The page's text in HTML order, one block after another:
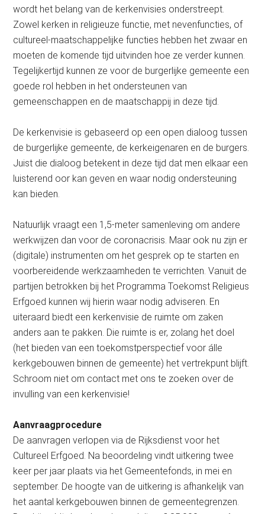
wordt het belang van de kerkenvisies onderstreept.
Zowel kerken in religieuze functie, met nevenfuncties, of
cultureel-maatschappelijke functies hebben het zwaar en
moeten de komende tijd uitvinden hoe ze verder kunnen.
Tegelijkertijd kunnen ze voor de burgerlijke gemeente een
goede rol hebben in het ondersteunen van
gemeenschappen en de maatschappij in deze tijd.
De kerkenvisie is gebaseerd op een open dialoog tussen
de burgerlijke gemeente, de kerkeigenaren en de burgers.
Juist die dialoog betekent in deze tijd dat men elkaar een
luisterend oor kan geven en waar nodig ondersteuning
kan bieden.
Natuurlijk vraagt een 1,5-meter samenleving om andere
werkwijzen dan voor de coronacrisis. Maar ook nu zijn er
(digitale) instrumenten om het gesprek op te starten en
voorbereidende werkzaamheden te verrichten. Vanuit de
partijen betrokken bij het Programma Toekomst Religieus
Erfgoed kunnen wij hierin waar nodig adviseren. En
uiteraard biedt een kerkenvisie de ruimte om zaken
anders aan te pakken. Die ruimte is er, zolang het doel
(het bieden van een toekomstperspectief voor álle
kerkgebouwen binnen de gemeente) het vertrekpunt blijft.
Schroom niet om contact met ons te zoeken over de
invulling van een kerkenvisie!
Aanvraagprocedure
De aanvragen verlopen via de Rijksdienst voor het
Cultureel Erfgoed. Na beoordeling vindt uitkering twee
keer per jaar plaats via het Gemeentefonds, in mei en
september. De hoogte van de uitkering is afhankelijk van
het aantal kerkgebouwen binnen de gemeentegrenzen.